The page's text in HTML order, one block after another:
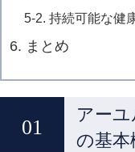
5-2. 持続可能な健
6. まとめ
アー
の基本